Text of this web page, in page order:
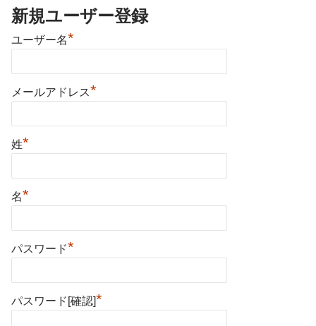
新規ユーザー登録
ユーザー名*
メールアドレス*
姓*
名*
パスワード*
パスワード[確認]*